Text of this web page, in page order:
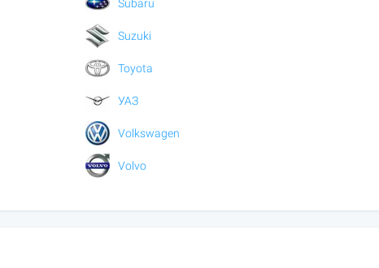
Subaru
Suzuki
Toyota
УАЗ
Volkswagen
Volvo